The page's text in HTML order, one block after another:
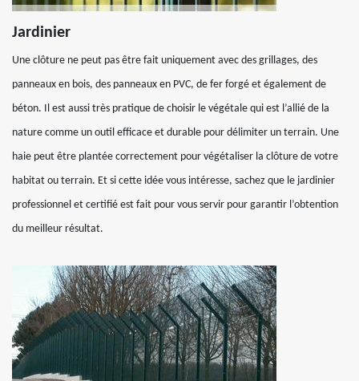
Jardinier
Une clôture ne peut pas être fait uniquement avec des grillages, des
panneaux en bois, des panneaux en PVC, de fer forgé et également de
béton. Il est aussi très pratique de choisir le végétale qui est l’allié de la
nature comme un outil efficace et durable pour délimiter un terrain. Une
haie peut être plantée correctement pour végétaliser la clôture de votre
habitat ou terrain. Et si cette idée vous intéresse, sachez que le jardinier
professionnel et certifié est fait pour vous servir pour garantir l’obtention
du meilleur résultat.